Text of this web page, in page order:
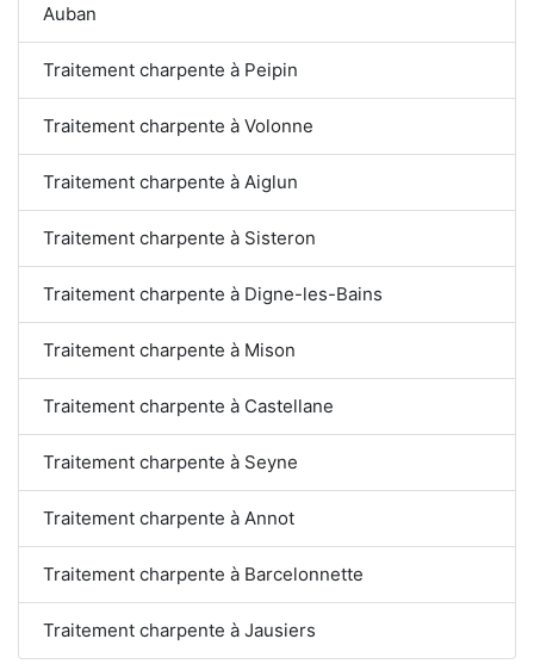
Auban
Traitement charpente à Peipin
Traitement charpente à Volonne
Traitement charpente à Aiglun
Traitement charpente à Sisteron
Traitement charpente à Digne-les-Bains
Traitement charpente à Mison
Traitement charpente à Castellane
Traitement charpente à Seyne
Traitement charpente à Annot
Traitement charpente à Barcelonnette
Traitement charpente à Jausiers